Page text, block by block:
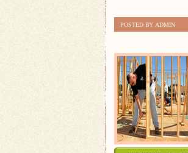
POSTED BY ADMIN